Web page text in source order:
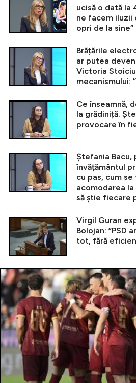
ucisă o dată la
ne facem iluzii
opri de la sine”
Brățările
ar putea
Victoria
mecanismului:
Ce înseamnă,
la grădiniță.
provocare în
Ștefania Bacu,
învățământul
cu pas, cum
acomodarea
să știe fiecare
Virgil Guran
Bolojan: ”PSD
tot, fără